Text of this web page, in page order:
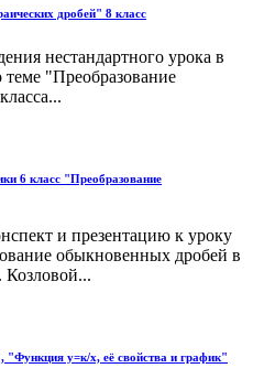
дробей" 8 класс
нестандартного урока в
"Преобразование
6 класс "Преобразование
и презентацию к уроку
обыкновенных дробей в
у=к/х, её свойства и график"